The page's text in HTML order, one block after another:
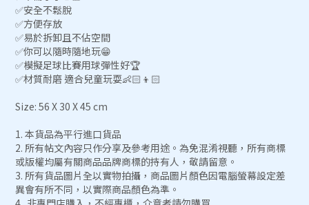
✅安全不鬆脫
✅方便存放
✅易於拆卸且不佔空間
✅你可以隨時隨地玩😁
✅模擬足球比賽用球彈性好🏆
✅材質耐磨 適合兒童玩耍👶🏻👦🏻
Size: 56 X 30 X 45 cm
1. 本貨品為平行進口貨品
2. 所有帖文內容只作分享及參考用途。為免混淆視聽，所有商標
或版權均屬有關商品品牌商標的持有人，敬請留意。
3. 所有貨品圖片全以實物拍攝，商品圖片顏色因電腦螢幕設定差
異會有所不同，以實際商品顏色為準。